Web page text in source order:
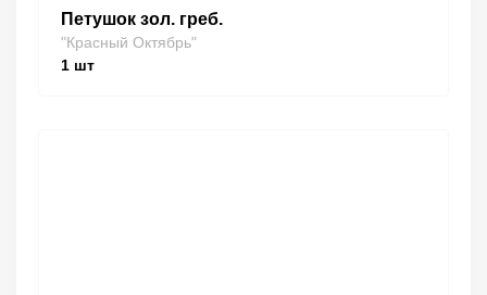
Петушок зол. греб.
"Красный Октябрь"
1 шт